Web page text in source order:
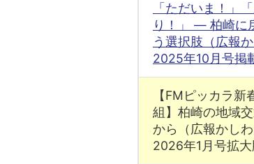
「ただいま！」
り！」 ― 柏崎に
う選択肢（広報
2025年10月号掲
【FMピッカラ新
組】柏崎の地域
から（広報かし
2026年1月号拡大